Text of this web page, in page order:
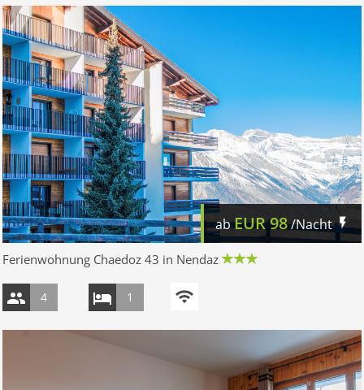
abEUR98/Nacht
Ferienwohnung Chaedoz 43 in Nendaz
4 1